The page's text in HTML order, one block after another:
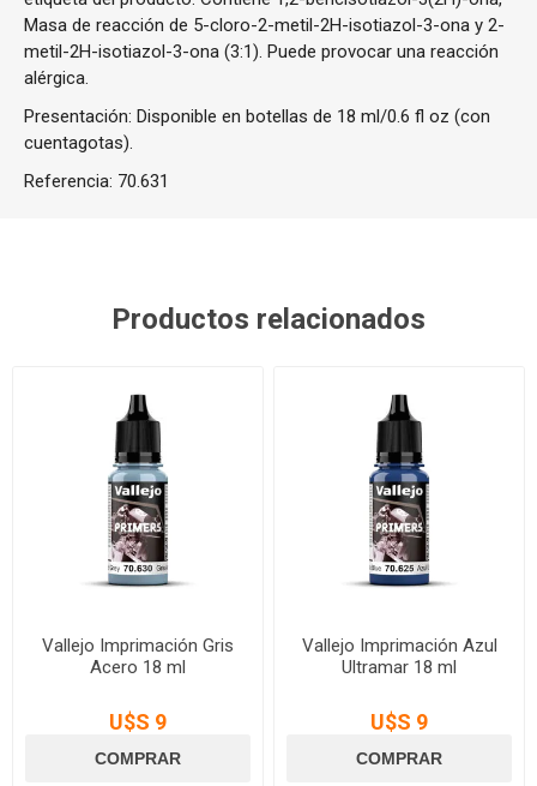
Masa de reacción de 5-cloro-2-metil-2H-isotiazol-3-ona y 2-
metil-2H-isotiazol-3-ona (3:1). Puede provocar una reacción
alérgica.
Presentación: Disponible en botellas de 18 ml/0.6 fl oz (con
cuentagotas).
Referencia: 70.631
Productos relacionados
Vallejo Imprimación Gris
Acero 18 ml
U$S 9
Vallejo Imprimación Azul
Ultramar 18 ml
U$S 9